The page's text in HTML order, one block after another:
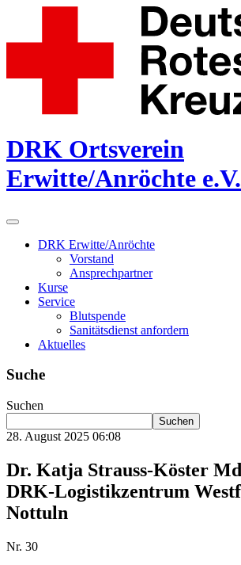
DRK Ortsverein
Erwitte/Anröchte e.V.
DRK Erwitte/Anröchte
Vorstand
Ansprechpartner
Kurse
Service
Blutspende
Sanitätsdienst anfordern
Aktuelles
Suche
Suchen
Suchen
28. August 2025 06:08
Dr. Katja Strauss-Köster
DRK-Logistikzentrum
Nottuln
Nr. 30